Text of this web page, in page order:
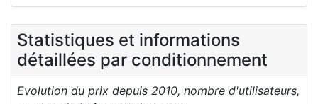
Statistiques et informations
détaillées par conditionnement
Evolution du prix depuis 2010, nombre d'utilisateurs,